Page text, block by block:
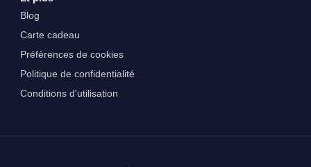
Blog
Carte cadeau
Préférences de cookies
Politique de confidentialité
Conditions d'utilisation